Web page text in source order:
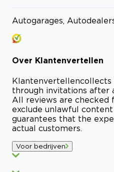
Autogarages,
Over Klantenvertellen
Klantenvertellencollects
through invitations after
All reviews are checked
exclude unlawful
guarantees that the
actual customers.
Voor bedrijven